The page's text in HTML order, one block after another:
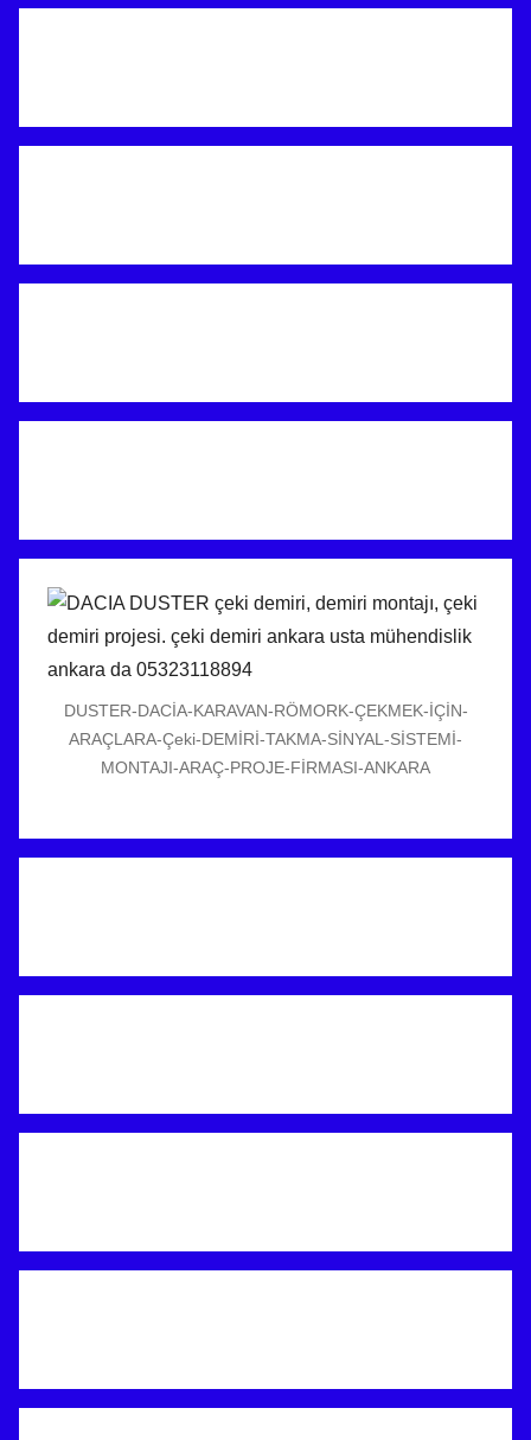
DUSTER-DACİA-KARAVAN-RÖMORK-ÇEKMEK-İÇİN-
ARAÇLARA-Çeki-DEMİRİ-TAKMA-SİNYAL-SİSTEMİ-
MONTAJI-ARAÇ-PROJE-FİRMASI-ANKARA